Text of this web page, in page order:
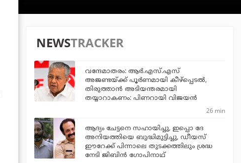
NEWSTRACKER
വന്ദേമാതരം: ആര്‍.എസ്.എസ്
അജണ്ടയ്ക്ക് പൂര്‍ണമായി കീഴ്‌പ്പെടല്‍,
തിരുത്താന്‍ അടിയന്തരമായി
തയ്യാറാകണം: പിണറായി വിജയന്‍
26 min
ആദ്യം ചേട്ടനെ സഹായിച്ചു, ഇപ്പൊ ദേ
അനിയത്തിയെ ബുദ്ധിമുട്ടിച്ചു, ഡീയസ്
ഈറേക്ക് പിന്നാലെ തുടക്കത്തിലും ശ്രദ്ധ
നേടി ജിബിന്‍ ഗോപിനാഥ്